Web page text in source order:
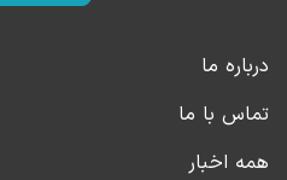
درباره ما
تماس با ما
همه اخبار